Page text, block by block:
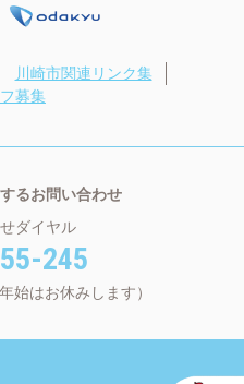
川崎市関連リンク集
募集
るお問い合わせ
ダイヤル
245
始はお休みします）